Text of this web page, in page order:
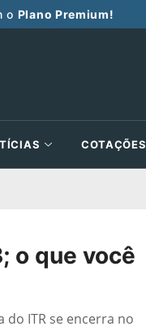
o Plano Premium!
COTAÇÕES
o que você
do ITR se encerra no